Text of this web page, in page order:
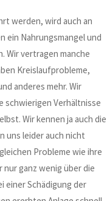
werden, wird auch an
ein Nahrungsmangel und
Wir vertragen manche
Kreislaufprobleme,
anderes mehr. Wir
schwierigen Verhältnisse
Wir kennen ja auch die
uns leider auch nicht
Probleme wie ihre
nur ganz wenig über die
einer Schädigung der